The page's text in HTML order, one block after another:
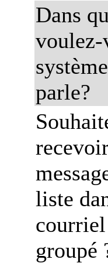
Dans
voulez-
parle?
liste
groupé